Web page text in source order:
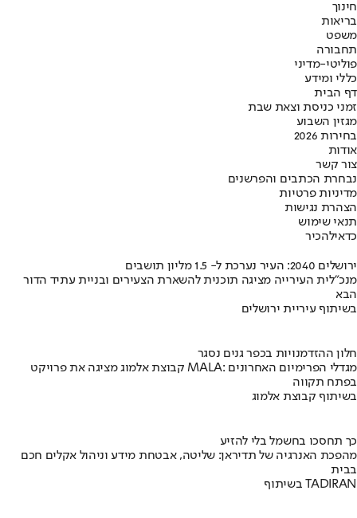
חינוך
בריאות
משפט
תחבורה
פוליטי-מדיני
כללי ומידע
דף הבית
זמני כניסת וצאת שבת
מגזין השבוע
בחירות 2026
אודות
צור קשר
נבחרת הכתבים והפרשנים
מדיניות פרטיות
הצהרת נגישות
תנאי שימוש
כדאילהכיר
ירושלים 2040: העיר נערכת ל- 1.5 מליון תושבים
מנכ"לית העירייה מציגה תוכנית להשארת הצעירים ובניית עתיד הדור
הבא
בשיתוף עיריית ירושלים
חלון ההזדמנויות בכפר גנים נסגר
קבוצת אלמוג מציגה את פרויקט MALA: מגדלי הפרימיום האחרונים
בפתח תקווה
בשיתוף קבוצת אלמוג
כך תחסכו בחשמל בלי להזיע
מהפכת האנרגיה של תדיראן: שליטה, אבטחת מידע וניהול אקלים חכם
בבית
בשיתוף TADIRAN